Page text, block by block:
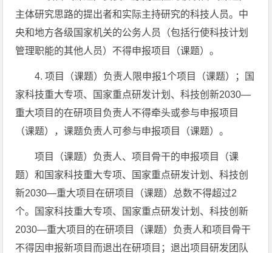
主体研究思路的提出者和实际主持研究的科技人员。中
央和地方各级国家机关的公务人员（包括行使科技计划
管理职能的其他人员）不得申报项目（课题）。
4. 项目（课题）负责人限申报1个项目（课题）；国
家科技重大专项、国家重点研发计划、科技创新2030—
重大项目的在研项目负责人不得牵头或参与申报项目
（课题），课题负责人可参与申报项目（课题）。
项目（课题）负责人、项目骨干的申报项目（课
题）和国家科技重大专项、国家重点研发计划、科技创
新2030—重大项目在研项目（课题）总数不得超过2
个。国家科技重大专项、国家重点研发计划、科技创新
2030—重大项目的在研项目（课题）负责人和项目骨干
不得因申报新项目而退出在研项目；退出项目研发团队